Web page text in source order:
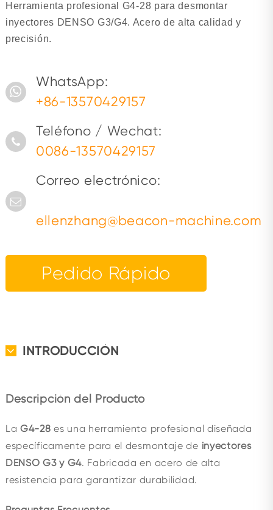
Herramienta profesional G4-28 para desmontar
inyectores DENSO G3/G4. Acero de alta calidad y
precisión.
WhatsApp:
+86-13570429157
Teléfono / Wechat:
0086-13570429157
Correo electrónico:
ellenzhang@beacon-machine.com
Pedido Rápido
INTRODUCCIÓN
Descripción del Producto
LaG4-28 es una herramienta profesional diseñada
específicamente para el desmontaje de inyectores
DENSO G3 y G4. Fabricada en acero de alta
resistencia para garantizar durabilidad.